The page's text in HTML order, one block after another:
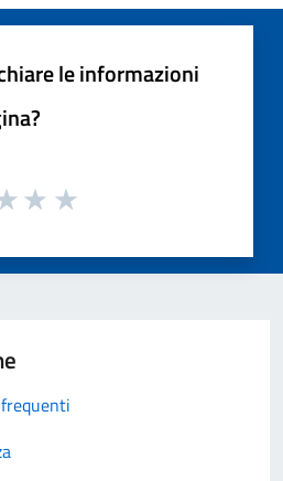
le informazioni